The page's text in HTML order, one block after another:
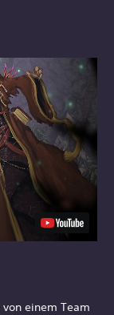
einem Team